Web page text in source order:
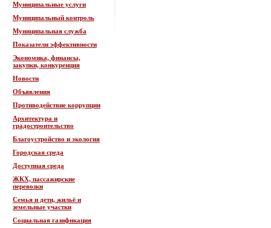
Муниципальные услуги
Муниципальный контроль
Муниципальная служба
Показатели эффективности
Экономика, финансы,
закупки, конкуренция
Новости
Объявления
Противодействие коррупции
Архитектура и
градостроительство
Благоустройство и экология
Городская среда
Доступная среда
ЖКХ, пассажирские
перевозки
Семья и дети, жильё и
земельные участки
Социальная газификация